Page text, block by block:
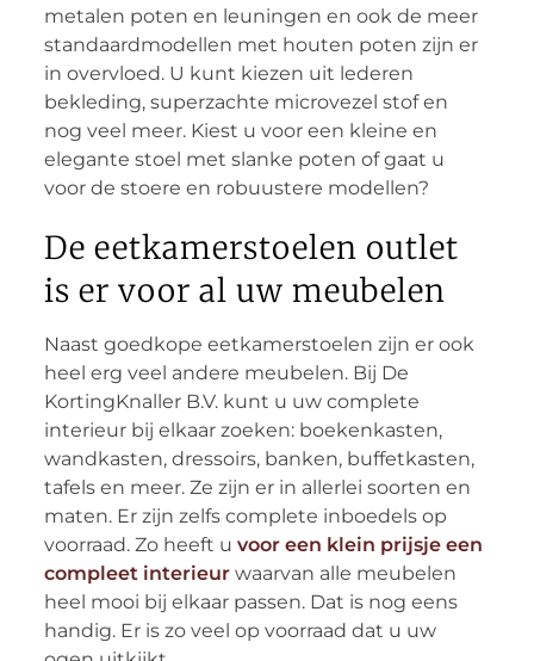
metalen poten en leuningen en ook de meer
standaardmodellen met houten poten zijn er
in overvloed. U kunt kiezen uit lederen
bekleding, superzachte microvezel stof en
nog veel meer. Kiest u voor een kleine en
elegante stoel met slanke poten of gaat u
voor de stoere en robuustere modellen?
De eetkamerstoelen outlet
is er voor al uw meubelen
Naast goedkope eetkamerstoelen zijn er ook
heel erg veel andere meubelen. Bij De
KortingKnaller B.V. kunt u uw complete
interieur bij elkaar zoeken: boekenkasten,
wandkasten, dressoirs, banken, buffetkasten,
tafels en meer. Ze zijn er in allerlei soorten en
maten. Er zijn zelfs complete inboedels op
voorraad. Zo heeft u voor een klein prijsje een
compleet interieurwaarvan alle meubelen
heel mooi bij elkaar passen. Dat is nog eens
handig. Er is zo veel op voorraad dat u uw